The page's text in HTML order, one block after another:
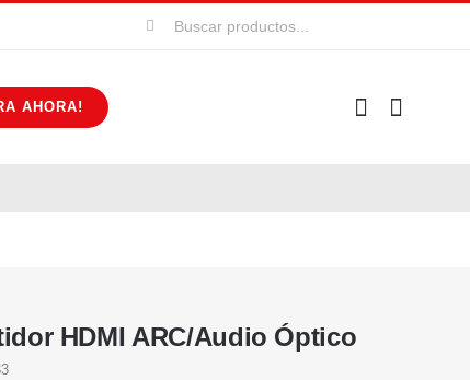
Buscar:
AHORA!
HDMI ARC/Audio Óptico